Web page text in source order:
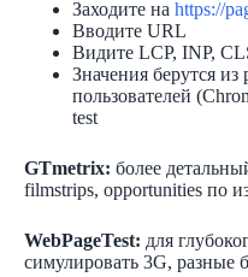
Заходите на https://
Вводите URL
Видите LCP, INP,
Значения берутся
пользователей
test
GTmetrix: более
filmstrips, opportunities по
WebPageTest: для
симулировать 3G, разные